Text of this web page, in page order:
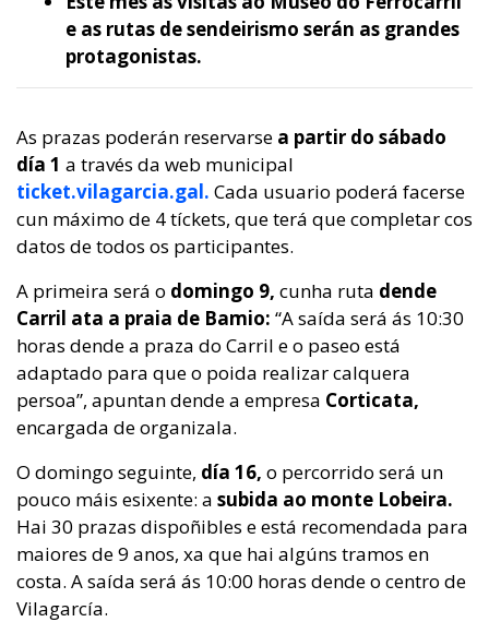
e as rutas de sendeirismo serán as grandes
protagonistas.
As prazas poderán reservarse a partir do sábado
día 1 a través da web municipal
ticket.vilagarcia.gal. Cada usuario poderá facerse
cun máximo de 4 tíckets, que terá que completar cos
datos de todos os participantes.
A primeira será o domingo 9, cunha ruta dende
Carril ata a praia de Bamio: “A saída será ás 10:30
horas dende a praza do Carril e o paseo está
adaptado para que o poida realizar calquera
persoa”, apuntan dende a empresa Corticata,
encargada de organizala.
O domingo seguinte, día 16, o percorrido será un
pouco máis esixente: a subida ao monte Lobeira.
Hai 30 prazas dispoñibles e está recomendada para
maiores de 9 anos, xa que hai algúns tramos en
costa. A saída será ás 10:00 horas dende o centro de
Vilagarcía.